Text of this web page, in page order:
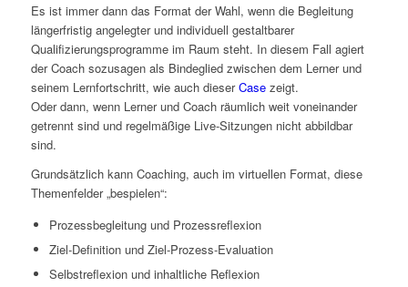
Es ist immer dann das Format der Wahl, wenn die Begleitung
längerfristig angelegter und individuell gestaltbarer
Qualifizierungsprogramme im Raum steht. In diesem Fall agiert
der Coach sozusagen als Bindeglied zwischen dem Lerner und
seinem Lernfortschritt, wie auch dieserCasezeigt.
Oder dann, wenn Lerner und Coach räumlich weit voneinander
getrennt sind und regelmäßige Live-Sitzungen nicht abbildbar
sind.
Grundsätzlich kann Coaching, auch im virtuellen Format, diese
Themenfelder „bespielen“:
Prozessbegleitung und Prozessreflexion
Ziel-Definition und Ziel-Prozess-Evaluation
Selbstreflexion und inhaltliche Reflexion